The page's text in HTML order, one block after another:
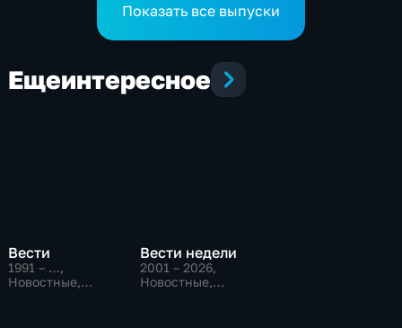
Показать все выпуски
Ещеинтересное
Вести
1991 – …,
Новостные,
Вести недели
2001 – 2026,
Новостные,